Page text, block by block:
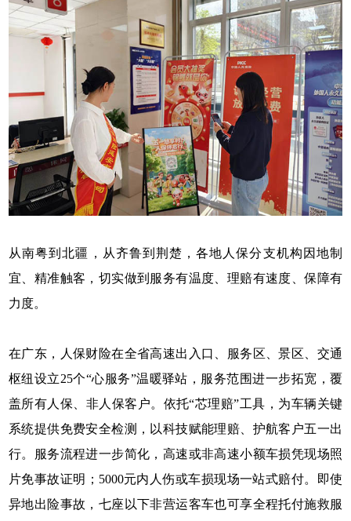
从南粤到北疆，从齐鲁到荆楚，各地人保分支机构因地制
宜、精准触客，切实做到服务有温度、理赔有速度、保障有
力度。
在广东，人保财险在全省高速出入口、服务区、景区、交通
枢纽设立25个“心服务”温暖驿站，服务范围进一步拓宽，覆
盖所有人保、非人保客户。依托“芯理赔”工具，为车辆关键
系统提供免费安全检测，以科技赋能理赔、护航客户五一出
行。服务流程进一步简化，高速或非高速小额车损凭现场照
片免事故证明；5000元内人伤或车损现场一站式赔付。即使
异地出险事故，七座以下非营运客车也可享全程托付施救服